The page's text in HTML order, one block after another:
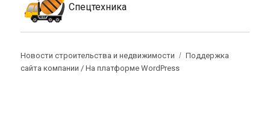
Спецтехника
Новости строительства и недвижимости
Поддержка
сайта компании /На платформе WordPress